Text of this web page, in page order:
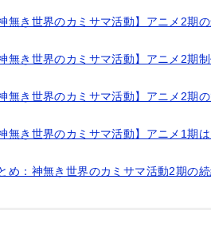
神無き世界のカミサマ活動】アニメ2期
神無き世界のカミサマ活動】アニメ2期
神無き世界のカミサマ活動】アニメ2期
神無き世界のカミサマ活動】アニメ1期
め：神無き世界のカミサマ活動2期の